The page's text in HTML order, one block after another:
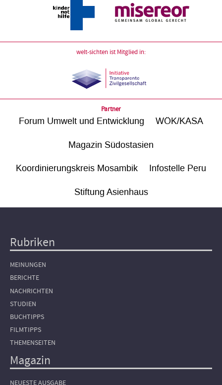
welt-sichten ist Mitglied in:
Partner
Forum Umwelt und Entwicklung WÖK/KASA
Magazin Südostasien
Koordinierungskreis Mosambik Infostelle Peru
Stiftung Asienhaus
Hauptnavigation
Rubriken
MEINUNGEN
BERICHTE
NACHRICHTEN
STUDIEN
BUCHTIPPS
FILMTIPPS
THEMENSEITEN
Magazin
NEUESTE AUSGABE